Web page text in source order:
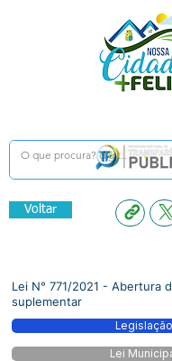
Voltar
Lei N° 771/2021 - Abertura
suplementar
Legislação
Lei